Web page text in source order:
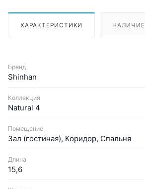
ХАРАКТЕРИСТИКИ НАЛИЧИЕ
Бренд
Shinhan
Коллекция
Natural 4
Помещение
Зал (гостиная), Коридор, Спальня
Длина
15,6